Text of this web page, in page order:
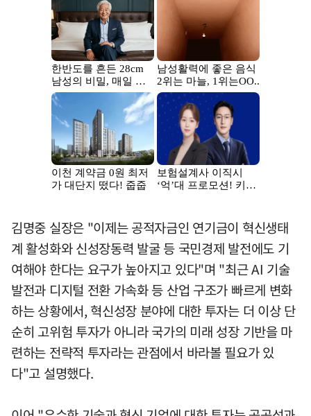
김명중 실장은 "이제는 공적자금인 연기금이 혁신생태
계 활성화와 신성장동력 발굴 등 국민경제 발전에도 기
여해야 한다는 요구가 높아지고 있다"며 "최근 AI 기술
발전과 디지털 전환 가속화 등 산업 구조가 빠르게 변화
하는 상황에서, 혁신성장 분야에 대한 투자는 더 이상 단
순히 고위험 투자가 아니라 국가의 미래 성장 기반을 마
련하는 전략적 투자라는 관점에서 바라볼 필요가 있
다"고 설명했다.